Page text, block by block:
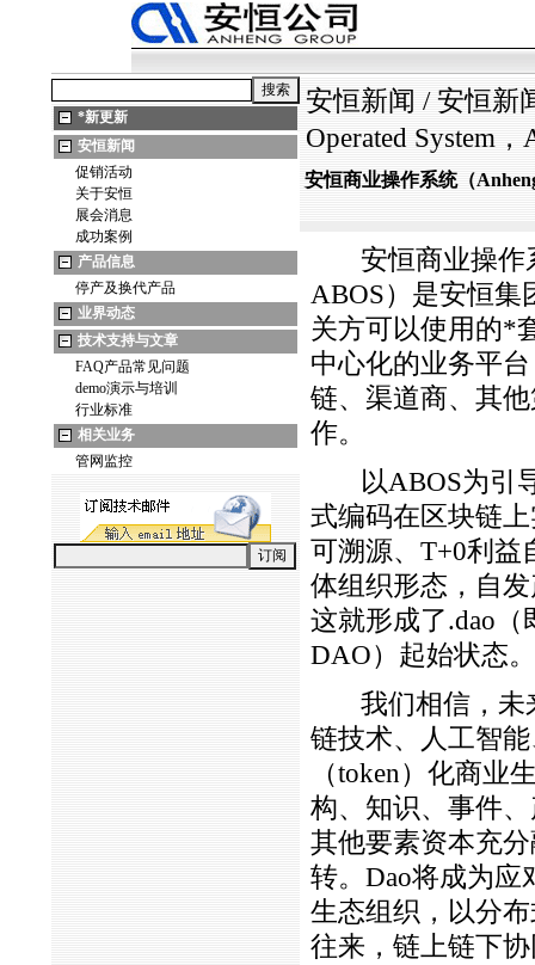
*新更新
安恒新闻
促销活动
关于安恒
展会消息
成功案例
产品信息
停产及换代产品
业界动态
技术支持与文章
FAQ产品常见问题
demo演示与培训
行业标准
相关业务
管网监控
安恒新闻 / 安恒新
Operated System
安恒商业操作系统（
安恒商业操作系
ABOS）是安恒集
关方可以使用的*
中心化的业务平
链、渠道商、其
作。
以ABOS为引导
式编码在区块链
可溯源、T+0利益
体组织形态，自
这就形成了.dao（
DAO）起始状态。
我们相信，未
链技术、人工智
（token）化商业
构、知识、事件
其他要素资本充
转。Dao将成为应
生态组织，以分
往来，链上链下